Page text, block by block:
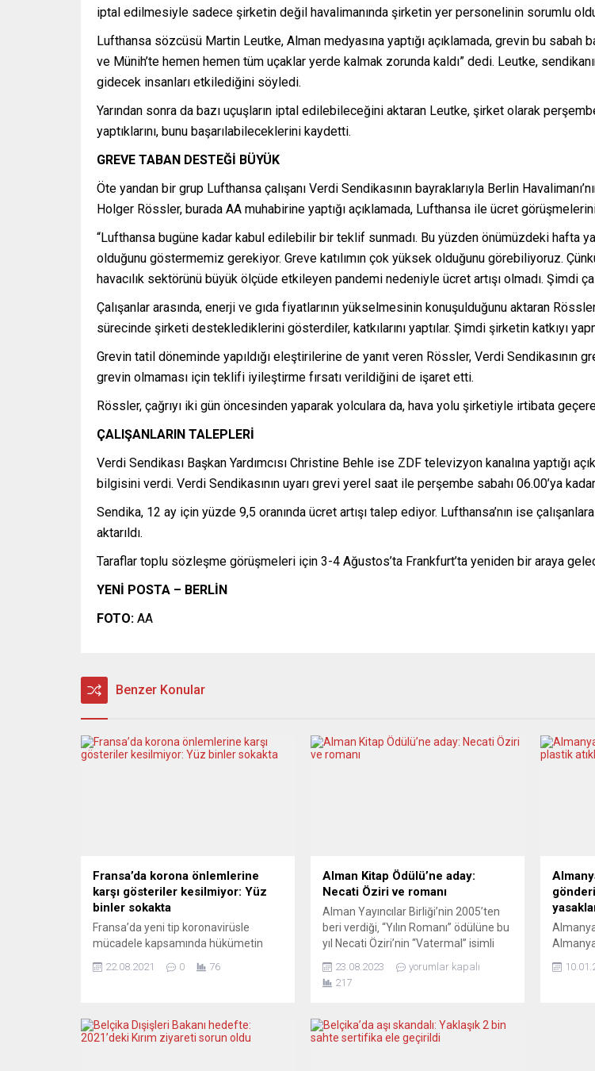
iptal edilmesiyle sadece şirketin değil havalimanında şirketin yer personelinin sorumlu
Lufthansa sözcüsü Martin Leutke, Alman medyasına yaptığı açıklamada, grevin bu sabah
ve Münih’te hemen hemen tüm uçaklar yerde kalmak zorunda kaldı” dedi. Leutke,
gidecek insanları etkilediğini söyledi.
Yarından sonra da bazı uçuşların iptal edilebileceğini aktaran Leutke, şirket olarak
yaptıklarını, bunu başarılabileceklerini kaydetti.
GREVE TABAN DESTEĞİ BÜYÜK
Öte yandan bir grup Lufthansa çalışanı Verdi Sendikasının bayraklarıyla Berlin
Holger Rössler, burada AA muhabirine yaptığı açıklamada, Lufthansa ile ücret
“Lufthansa bugüne kadar kabul edilebilir bir teklif sunmadı. Bu yüzden önümüzdeki hafta
olduğunu göstermemiz gerekiyor. Greve katılımın çok yüksek olduğunu görebiliyoruz.
havacılık sektörünü büyük ölçüde etkileyen pandemi nedeniyle ücret artışı olmadı. Şimdi
Çalışanlar arasında, enerji ve gıda fiyatlarının yükselmesinin konuşulduğunu aktaran
sürecinde şirketi desteklediklerini gösterdiler, katkılarını yaptılar. Şimdi şirketin katkıyı
Grevin tatil döneminde yapıldığı eleştirilerine de yanıt veren Rössler, Verdi Sendikasının
grevin olmaması için teklifi iyileştirme fırsatı verildiğini de işaret etti.
Rössler, çağrıyı iki gün öncesinden yaparak yolculara da, hava yolu şirketiyle irtibata
ÇALIŞANLARIN TALEPLERİ
Verdi Sendikası Başkan Yardımcısı Christine Behle ise ZDF televizyon kanalına yaptığı
bilgisini verdi. Verdi Sendikasının uyarı grevi yerel saat ile perşembe sabahı 06.00’ya
Sendika, 12 ay için yüzde 9,5 oranında ücret artışı talep ediyor. Lufthansa’nın ise
aktarıldı.
Taraflar toplu sözleşme görüşmeleri için 3-4 Ağustos’ta Frankfurt’ta yeniden bir araya
YENİ POSTA – BERLİN
FOTO: AA
Benzer Konular
Fransa’da korona önlemlerine
karşı gösteriler kesilmiyor: Yüz
binler sokakta
Fransa’da yeni tip koronavirüsle
mücadele kapsamında hükümetin
zorunluluğu ülke genelinde bir kez
kentinde, bazı mesleklere getirilen aşı
zorunluluğu ve Covid-19 sağlık ruhsatı
22.08.2021 0 76
Alman Kitap Ödülü’ne aday:
Necati Öziri ve romanı
Alman Yayıncılar Birliği’nin 2005’ten
beri verdiği‚ “Yılın Romanı” ödülüne bu
yıl Necati Öziri’nin “Vatermal” isimli
ilgilenenler mutlaka bilir… Her yıl
ağustos ortasında, edebiyatçılar
büyülenmiş gibi bakarlar. Bu adeta
roman Oscar’ı gibi… Öziri’nin geçen ay
23.08.2023
yorumlar kapalı
217
bir yasal